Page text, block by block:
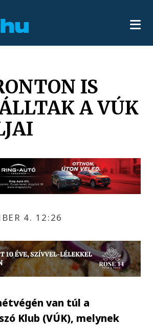
IS
A VÚK
4. 12:26
van túl a
Klub (VÚK), melynek